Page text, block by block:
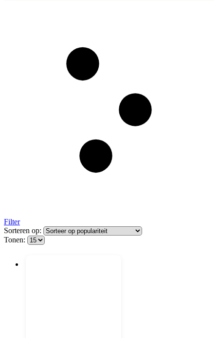
Filter
Sorteren op:
Tonen: